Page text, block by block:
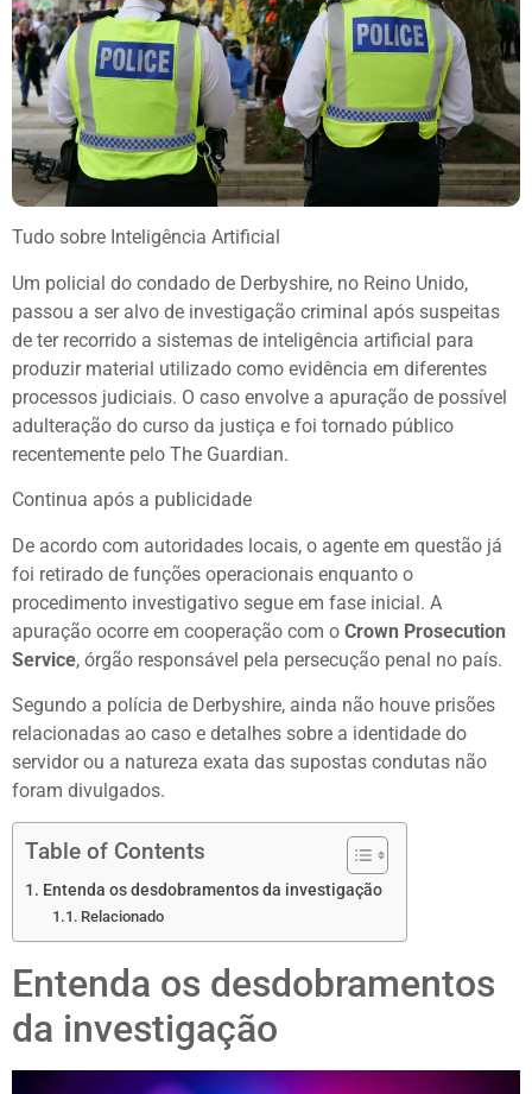
Tudo sobre Inteligência Artificial
Um policial do condado de Derbyshire, no Reino Unido,
passou a ser alvo de investigação criminal após suspeitas
de ter recorrido a sistemas de inteligência artificial para
produzir material utilizado como evidência em diferentes
processos judiciais. O caso envolve a apuração de possível
adulteração do curso da justiça e foi tornado público
recentemente pelo The Guardian.
Continua após a publicidade
De acordo com autoridades locais, o agente em questão já
foi retirado de funções operacionais enquanto o
procedimento investigativo segue em fase inicial. A
apuração ocorre em cooperação com o Crown Prosecution
Service, órgão responsável pela persecução penal no país.
Segundo a polícia de Derbyshire, ainda não houve prisões
relacionadas ao caso e detalhes sobre a identidade do
servidor ou a natureza exata das supostas condutas não
foram divulgados.
Table of Contents
Entenda os desdobramentos da investigação
Relacionado
Entenda os desdobramentos
da investigação